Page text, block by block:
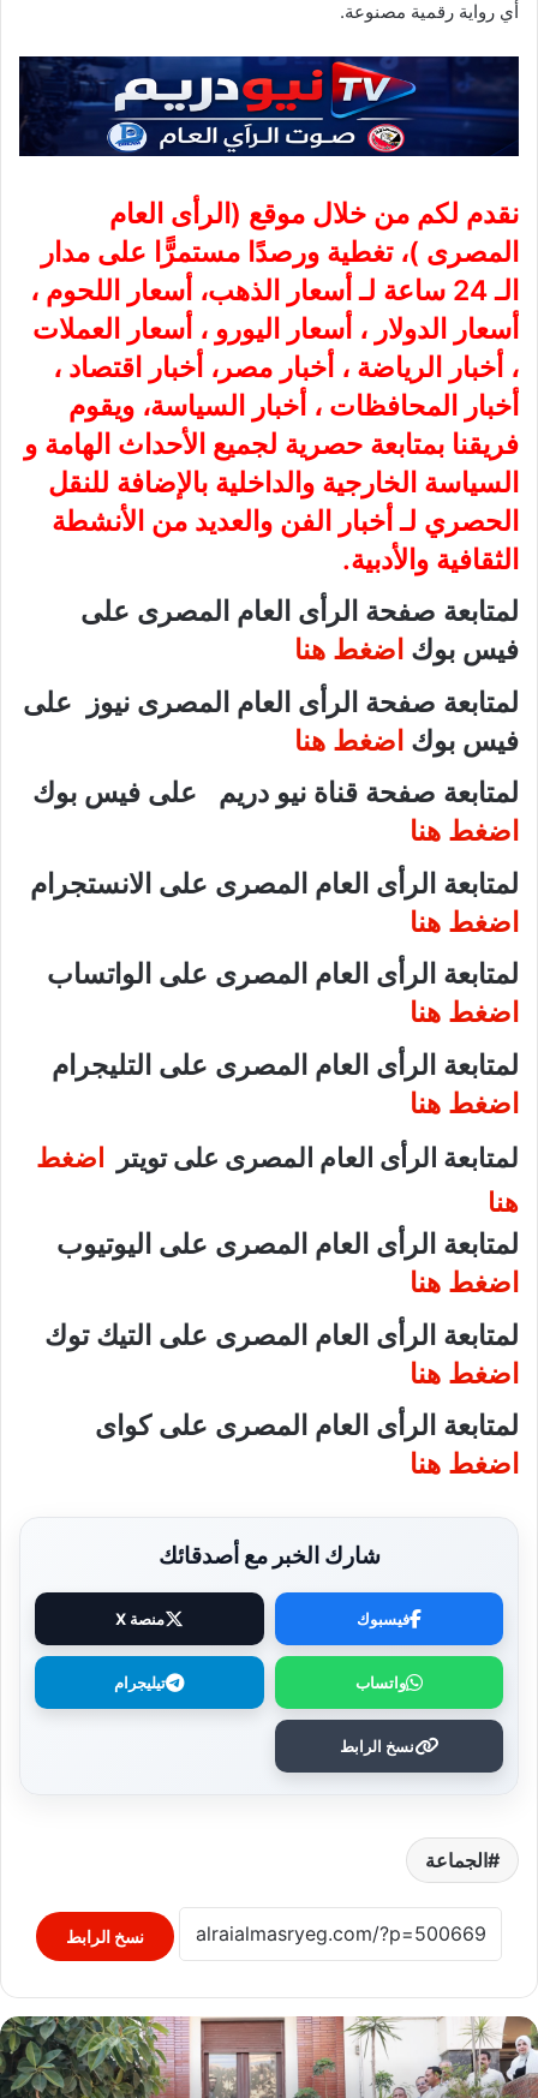
أي رواية رقمية مصنوعة.
نقدم لكم من خلال موقع ( الرأى العام
المصرى )، تغطية ورصدًا مستمرًّا على مدار
الـ 24 ساعة لـ أسعار الذهب، أسعار اللحوم ،
أسعار الدولار ، أسعار اليورو ، أسعار العملات
، أخبار الرياضة ، أخبار مصر، أخبار اقتصاد ،
أخبار المحافظات ، أخبار السياسة، ويقوم
فريقنا بمتابعة حصرية لجميع الأحداث الهامة و
السياسة الخارجية والداخلية بالإضافة للنقل
الحصري لـ أخبار الفن والعديد من الأنشطة
الثقافية والأدبية.
لمتابعة صفحة الرأى العام المصرى على
فيس بوك اضغط هنا
لمتابعة صفحة الرأى العام المصرى نيوز على
فيس بوك اضغط هنا
لمتابعة صفحة قناة نيو دريم على فيس بوك
اضغط هنا
لمتابعة الرأى العام المصرى على الانستجرام
اضغط هنا
لمتابعة الرأى العام المصرى على الواتساب
اضغط هنا
لمتابعة الرأى العام المصرى على التليجرام
اضغط هنا
لمتابعة الرأى العام المصرى على تويتر
اضغط
هنا
لمتابعة الرأى العام المصرى على اليوتيوب
اضغط هنا
لمتابعة الرأى العام المصرى على التيك توك
اضغط هنا
لمتابعة الرأى العام المصرى على كواى
اضغط هنا
شارك الخبر مع أصدقائك
فيسبوك منصة X
واتساب تيليجرام
نسخ الرابط
الجماعة
نسخ الرابط